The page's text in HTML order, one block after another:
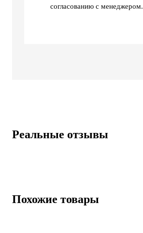
согласованию с менеджером.
Реальные отзывы
Похожие товары